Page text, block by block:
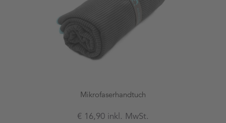
Mikrofaserhandtuch
€ 16,90 inkl. MwSt.